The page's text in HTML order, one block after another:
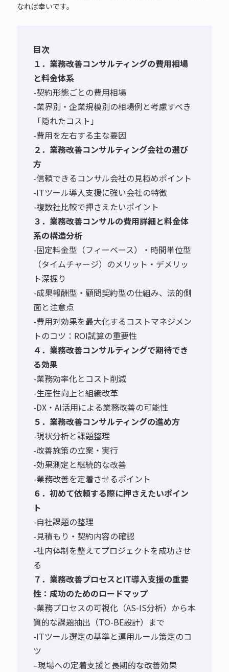
なれば幸いです。
目次
１．業務改善コンサルティングの費用相場
と料金体系
-契約形態ごとの費用相場
-業界別・企業規模別の相場例と考慮すべき
「隠れたコスト」
-費用を左右する主な要因
２．業務改善コンサルティング会社の選び
方
-信頼できるコンサル会社の見極めポイント
-ITツール導入支援に強い会社の特徴
-複数社比較で押さえたいポイント
３．業務改善コンサルの費用詳細と料金体
系の構造分析
-固定料金型（フィーベース）・時間単位型
（タイムチャージ）のメリット・デメリッ
ト深掘り
-成果報酬型・顧問契約型の仕組み、法的側
面と注意点
-費用対効果を最大化するコストマネジメン
トのコツ：ROI試算の重要性
４．業務改善コンサルティングで期待でき
る効果
-業務効率化とコスト削減
-生産性向上と組織改革
-DX・AI活用による業務改善の可能性
５．業務改善コンサルティングの進め方
-現状分析と課題整理
-改善施策の立案・実行
-効果測定と継続的な改善
-業務改善を定着させるポイント
６．初めて依頼する際に押さえたいポイン
ト
-自社課題の整理
-見積もり・契約内容の確認
-社内体制を整えてプロジェクトを成功させ
る
７．業務改善プロセスとIT導入支援の重要
性：成功のためのロードマップ
-業務プロセスの可視化（AS-IS分析）から本
質的な課題抽出（TO-BE設計）まで
-ITツール選定の基準と運用ルール策定のコ
ツ
–現場への定着支援と長期的な改善効果